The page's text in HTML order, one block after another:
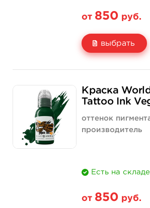
от 850 руб.
выбрать
Количество
850 руб.
купить
Краска
Tattoo Ink
оттенок
производитель
Есть на складе
от 850 руб.